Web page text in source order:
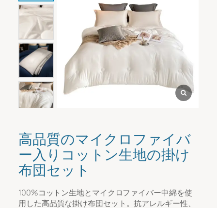
高品質のマイクロファイバ
ー入りコットン生地の掛け
布団セット
100%コットン生地とマイクロファイバー中綿を使
用した高品質な掛け布団セット。抗アレルギー性、
会社名*
情報*